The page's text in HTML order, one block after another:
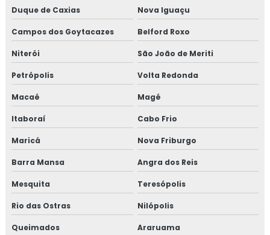
Consultoria em gestão da manutenção
Consultoria em gestão de fornecedores
Consultoria em global market
Consultoria em GMP+
Consultoria em GMP+ 2020
Consultoria em HACCP de acordo com os requisitos do
GMP
Consultoria em HACCP APPCC
Duque de Caxias Nova Iguaçu
Campos dos Goytacazes Belford Roxo
Niterói São João de Meriti
Petrópolis Volta Redonda
Macaé Magé
Itaboraí Cabo Frio
Maricá Nova Friburgo
Barra Mansa Angra dos Reis
Mesquita Teresópolis
Rio das Ostras Nilópolis
Queimados Araruama